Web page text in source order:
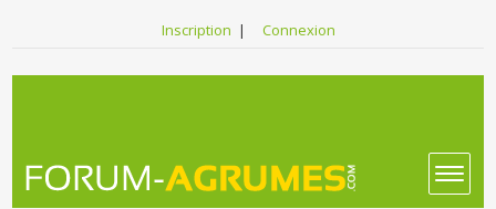
Inscription | Connexion